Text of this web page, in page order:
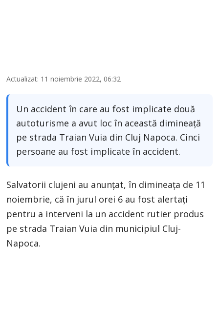
Actualizat: 11 noiembrie 2022, 06:32
Un accident în care au fost implicate două
autoturisme a avut loc în această dimineață
pe strada Traian Vuia din Cluj Napoca. Cinci
persoane au fost implicate în accident.
Salvatorii clujeni au anunțat, în dimineața de 11
noiembrie, că în jurul orei 6 au fost alertați
pentru a interveni la un accident rutier produs
pe strada Traian Vuia din municipiul Cluj-
Napoca.